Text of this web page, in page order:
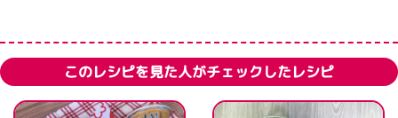
このレシピを見た人がチェックしたレシピ